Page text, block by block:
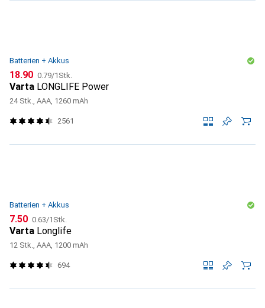
Batterien + Akkus
CHF
18.90 CHF
0.79/1Stk.
Varta LONGLIFE Power
24 Stk., AAA, 1260 mAh
2561
Batterien + Akkus
CHF
7.50 CHF
0.63/1Stk.
Varta Longlife
12 Stk., AAA, 1200 mAh
694